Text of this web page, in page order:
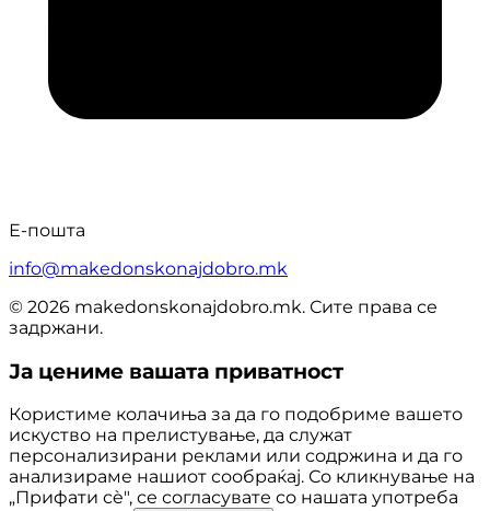
Е-пошта
info@makedonskonajdobro.mk
© 2026 makedonskonajdobro.mk. Сите права се
задржани.
Ја цениме вашата приватност
Користиме колачиња за да го подобриме вашето
искуство на прелистување, да служат
персонализирани реклами или содржина и да го
анализираме нашиот сообраќај. Со кликнување на
„Прифати сè", се согласувате со нашата употреба